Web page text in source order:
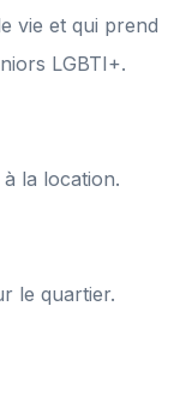
vie et qui prend
LGBTI+.
la location.
le quartier.